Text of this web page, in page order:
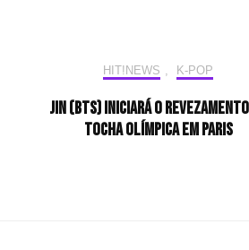
HIT!NEWS K-POP
Jin (BTS) iniciará o
tocha olímpica em Paris